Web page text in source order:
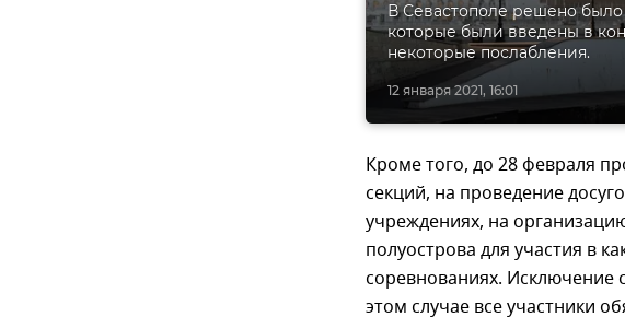
12 января 2021, 16:01
В Севастополе решено
которые были введены в
некоторые послабления.
Кроме того, до 28 февраля
секций, на проведение
учреждениях, на
полуострова для участия в
соревнованиях. Исключение
этом случае все участники